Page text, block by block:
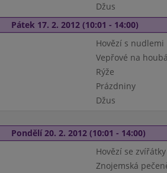
Džus
Pátek 17. 2. 2012 (10:01 - 14:00)
Hovězí s nudlemi
Vepřové na
Rýže
Prázdniny
Džus
Pondělí 20. 2. 2012 (10:01 - 14:00)
Hovězí se zvířátky
Znojemská